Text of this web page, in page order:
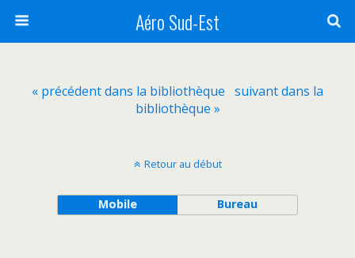
Aéro Sud-Est
« précédent dans la bibliothèque suivant dans la
bibliothèque »
Retour au début
Mobile Bureau